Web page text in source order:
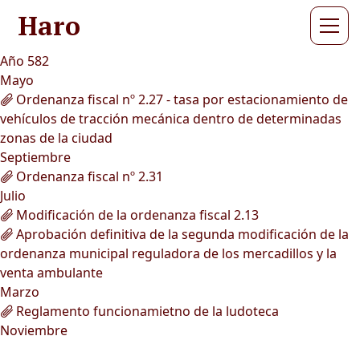
Haro
Año 582
Mayo
Ordenanza fiscal nº 2.27 - tasa por estacionamiento de
vehículos de tracción mecánica dentro de determinadas
zonas de la ciudad
Septiembre
Ordenanza fiscal nº 2.31
Julio
Modificación de la ordenanza fiscal 2.13
Aprobación definitiva de la segunda modificación de la
ordenanza municipal reguladora de los mercadillos y la
venta ambulante
Marzo
Reglamento funcionamietno de la ludoteca
Noviembre